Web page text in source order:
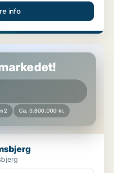
info
Ca. 9.800.000 kr.